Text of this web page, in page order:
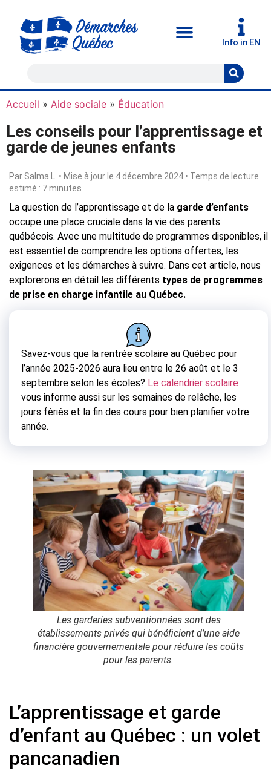
Info in EN
Accueil » Aide sociale » Éducation
Les conseils pour l’apprentissage et
garde de jeunes enfants
Par Salma L. • Mise à jour le 4 décembre 2024 • Temps de lecture
estimé : 7 minutes
La question de l’apprentissage et de la garde d’enfants
occupe une place cruciale dans la vie des parents
québécois. Avec une multitude de programmes disponibles, il
est essentiel de comprendre les options offertes, les
exigences et les démarches à suivre. Dans cet article, nous
explorerons en détail les différents types de programmes
de prise en charge infantile au Québec.
Savez-vous que la rentrée scolaire au Québec pour
l’année 2025-2026 aura lieu entre le 26 août et le 3
septembre selon les écoles? Le calendrier scolaire
vous informe aussi sur les semaines de relâche, les
jours fériés et la fin des cours pour bien planifier votre
année.
Les garderies subventionnées sont des
établissements privés qui bénéficient d’une aide
financière gouvernementale pour réduire les coûts
pour les parents.
L’apprentissage et garde
d’enfant au Québec : un volet
pancanadien